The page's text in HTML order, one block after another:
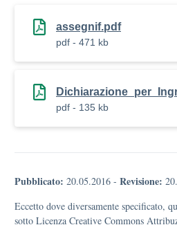
assegnif.pdf
pdf - 471 kb
pdf - 135 kb
Pubblicato: 20.05.2016 - Revisione:
Eccetto dove diversamente specificato,
sotto Licenza Creative Commons